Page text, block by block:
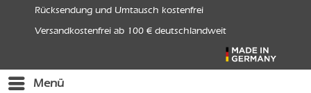
Rücksendung und Umtausch kostenfrei
Versandkostenfrei ab 100 € deutschlandweit
Menü